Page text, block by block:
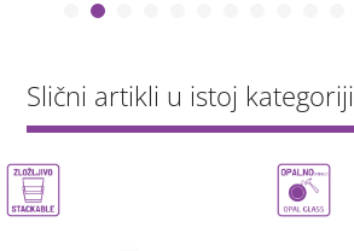
Slični artikli u istoj kategoriji